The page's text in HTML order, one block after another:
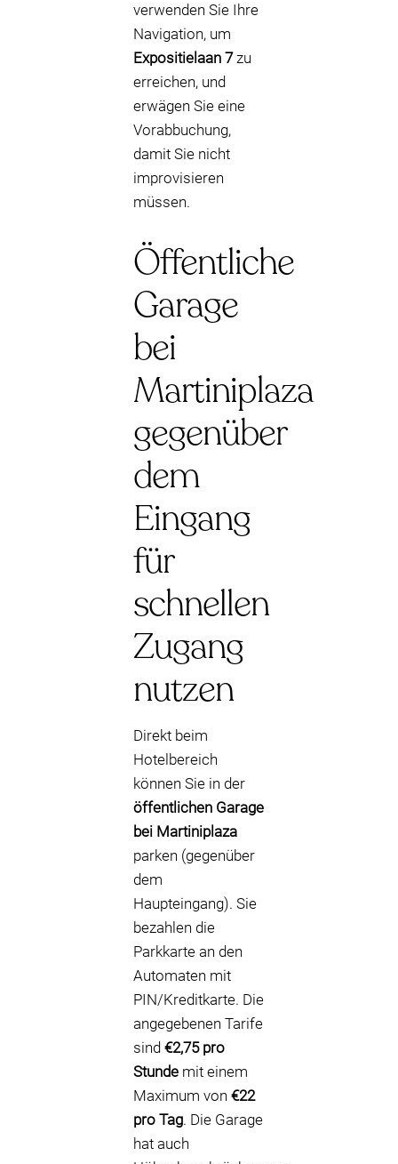
verwenden Sie Ihre
Navigation, um
Expositielaan 7zu
erreichen, und
erwägen Sie eine
Vorabbuchung,
damit Sie nicht
improvisieren
müssen.
Öffentliche
Garage
bei
Martiniplaza
gegenüber
dem
Eingang
für
schnellen
Zugang
nutzen
Direkt beim
Hotelbereich
können Sie in der
öffentlichen Garage
bei Martiniplaza
parken (gegenüber
dem
Haupteingang). Sie
bezahlen die
Parkkarte an den
Automaten mit
PIN/Kreditkarte. Die
angegebenen Tarife
sind €2,75 pro
Stunde mit einem
Maximum von €22
pro Tag. Die Garage
hat auch